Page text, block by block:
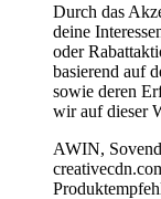
Durch das
deine
oder
basierend auf
sowie deren
wir auf dieser
AWIN,